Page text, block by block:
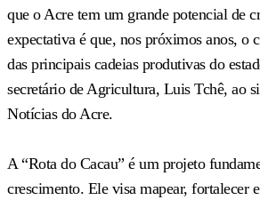
que o Acre tem um grande potencial de
expectativa é que, nos próximos anos, o
das principais cadeias produtivas do
secretário de Agricultura, Luis Tchê, ao
Notícias do Acre.
A “Rota do Cacau” é um projeto
crescimento. Ele visa mapear, fortalecer